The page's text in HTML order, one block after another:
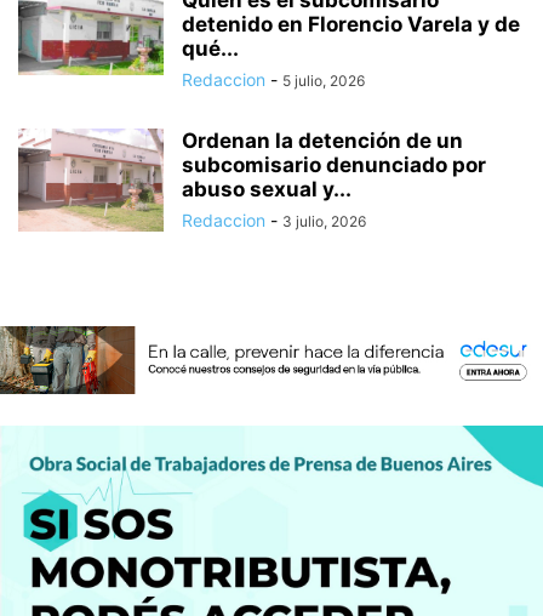
detenido en Florencio Varela y de
qué...
Redaccion - 5 julio, 2026
Ordenan la detención de un
subcomisario denunciado por
abuso sexual y...
Redaccion - 3 julio, 2026